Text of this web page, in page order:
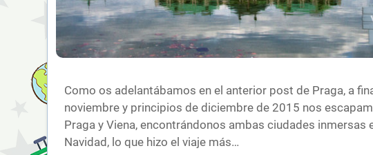
Como os adelantábamos en el anterior post de Praga, a
noviembre y principios de diciembre de 2015 nos
Praga y Viena, encontrándonos ambas ciudades inmersas
Navidad, lo que hizo el viaje más…